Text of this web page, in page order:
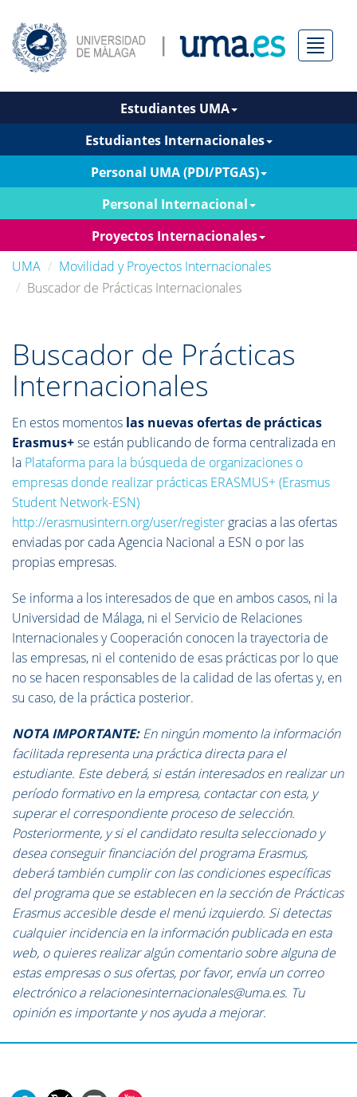
Menú
Estudiantes UMA
Estudiantes Internacionales
Personal UMA (PDI/PTGAS)
Personal Internacional
Proyectos Internacionales
UMA
Movilidad y Proyectos Internacionales
Buscador de Prácticas Internacionales
Buscador de Prácticas
Internacionales
En estos momentos las nuevas ofertas de prácticas
Erasmus+se están publicando de forma centralizada en
la Plataforma para la búsqueda de organizaciones o
empresas donde realizar prácticas ERASMUS+ (Erasmus
Student Network-ESN)
http://erasmusintern.org/user/register gracias a las ofertas
enviadas por cada Agencia Nacional a ESN o por las
propias empresas.
Se informa a los interesados de que en ambos casos, ni la
Universidad de Málaga, ni el Servicio de Relaciones
Internacionales y Cooperación conocen la trayectoria de
las empresas, ni el contenido de esas prácticas por lo que
no se hacen responsables de la calidad de las ofertas y, en
su caso, de la práctica posterior.
NOTA IMPORTANTE:En ningún momento la información
facilitada representa una práctica directa para el
estudiante. Este deberá, si están interesados en realizar un
período formativo en la empresa, contactar con esta, y
superar el correspondiente proceso de selección.
Posteriormente, y si el candidato resulta seleccionado y
desea conseguir financiación del programa Erasmus,
deberá también cumplir con las condiciones específicas
del programa que se establecen en la sección de Prácticas
Erasmus accesible desde el menú izquierdo. Si detectas
cualquier incidencia en la información publicada en esta
web, o quieres realizar algún comentario sobre alguna de
estas empresas o sus ofertas, por favor, envía un correo
electrónico a relacionesinternacionales@uma.es. Tu
opinión es importante y nos ayuda a mejorar.